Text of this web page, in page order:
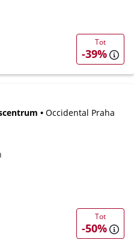
Tot
-39%
• Occidental Praha
Tot
-50%